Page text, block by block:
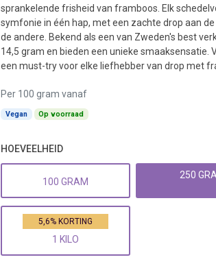
sprankelende frisheid van framboos. Elk
symfonie in één hap, met een zachte drop aan
de andere. Bekend als een van Zweden's best
14,5 gram en bieden een unieke smaaksensatie.
een must-try voor elke liefhebber van drop met
Per 100 gram vanaf
Vegan Op voorraad
HOEVEELHEID
100 GRAM
250
5,6% KORTING
1 KILO